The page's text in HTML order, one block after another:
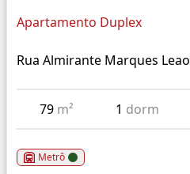
Apartamento Duplex
Rua Almirante Marques Leao
79 m² 1 dorm
Metrô